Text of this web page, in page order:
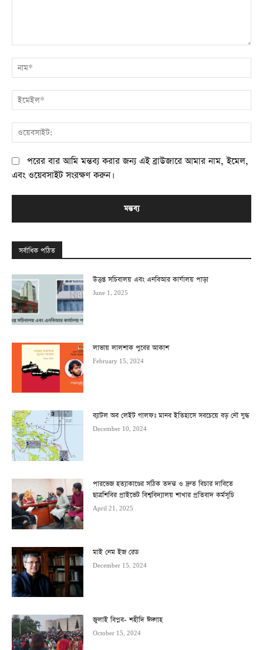
মন্তব্য:
পরের বার আমি মন্তব্য করার জন্য এই ব্রাউজারে আমার নাম, ইমেল,
এবং ওয়েবসাইট সংরক্ষণ করুন।
সর্বাধিক পঠিত
উত্তপ্ত সচিবালয় এবং এনবিআর কার্যালয় পাড়া
June 1, 2025
লাভায় লালশাক পুবের আকাশ
February 15, 2024
ব্যাটল অব লেইট গালফঃ মানব ইতিহাসে সবচেয়ে বড় নৌ যুদ্ধ
December 10, 2024
পারভেজ হত্যাকাণ্ডের সঠিক তদন্ত ও দ্রুত বিচার দাবিতে
ছাত্রশিবির প্রাইভেট বিশ্ববিদ্যালয় শাখার প্রতিবাদ কর্মসূচি
April 21, 2025
মাই নেম ইজ রেড
December 15, 2024
জুলাই বিপ্লব- শহীদি ঈদ্গাহ
October 15, 2024